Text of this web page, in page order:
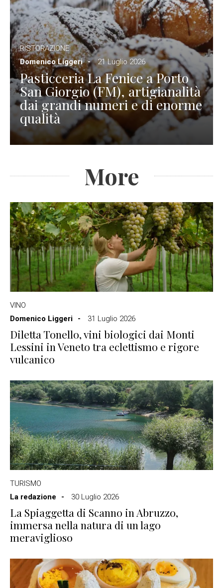
RISTORAZIONE
Domenico Liggeri
21 Luglio 2026
Pasticceria La Fenice a Porto
San Giorgio (FM), artigianalità
dai grandi numeri e di enorme
qualità
More
VINO
Domenico Liggeri
31 Luglio 2026
Diletta Tonello, vini biologici dai Monti
Lessini in Veneto tra eclettismo e rigore
vulcanico
TURISMO
La redazione
30 Luglio 2026
La Spiaggetta di Scanno in Abruzzo,
immersa nella natura di un lago
meraviglioso